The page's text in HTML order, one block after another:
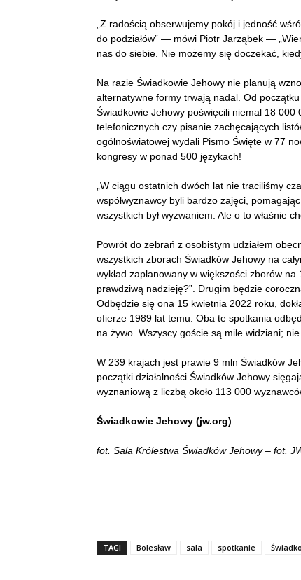
„Z radością obserwujemy pokój i jedność
do podziałów” — mówi Piotr Jarząbek —
nas do siebie. Nie możemy się doczekać,
Na razie Świadkowie Jehowy nie planują
alternatywne formy trwają nadal. Od
Świadkowie Jehowy poświęcili niemal 18
telefonicznych czy pisanie zachęcających
ogólnoświatowej wydali Pismo Święte w 77
kongresy w ponad 500 językach!
„W ciągu ostatnich dwóch lat nie traciliśmy
współwyznawcy byli bardzo zajęci,
wszystkich był wyzwaniem. Ale o to właśnie
Powrót do zebrań z osobistym udziałem
wszystkich zborach Świadków Jehowy na
wykład zaplanowany w większości zborów
prawdziwą nadzieję?”. Drugim będzie
Odbędzie się ona 15 kwietnia 2022 roku,
ofierze 1989 lat temu. Oba te spotkania
na żywo. Wszyscy goście są mile widziani;
W 239 krajach jest prawie 9 mln Świadków
początki działalności Świadków Jehowy
wyznaniową z liczbą około 113 000
Świadkowie Jehowy (jw.org)
fot. Sala Królestwa Świadków Jehowy – fot.
TAGI Bolesław sala spotkanie